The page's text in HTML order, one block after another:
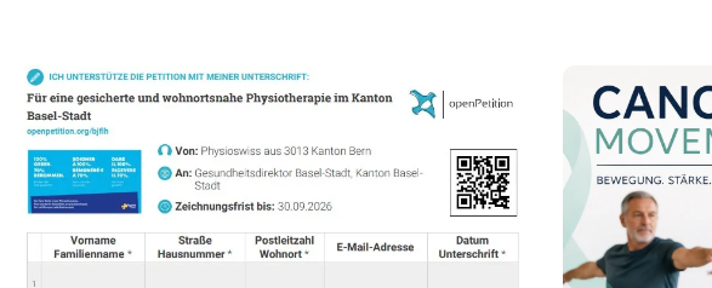
Zum Beitrag Petition für faire Physiotarife – jetzt unterschreiben!
Zum Beitrag